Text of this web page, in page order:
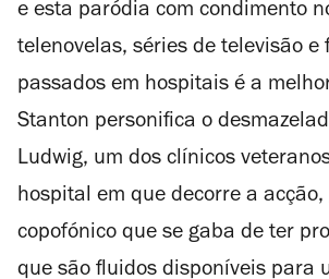
e esta paródia com condimento
telenovelas, séries de televisão e
passados em hospitais é a
Stanton personifica o
Ludwig, um dos clínicos
hospital em que decorre a
copofónico que se gaba de ter
que são fluidos disponíveis para